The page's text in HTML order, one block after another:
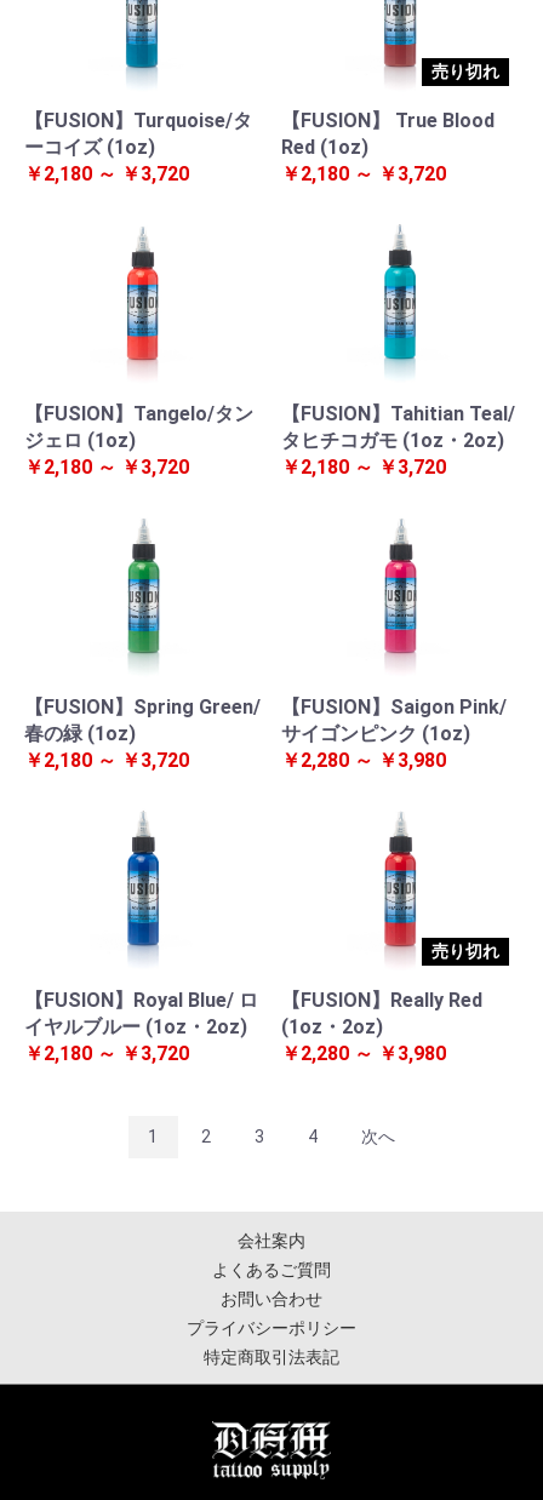
【FUSION】Turquoise/タ
ーコイズ (1oz)
￥2,180 ～ ￥3,720
売り切れ
【FUSION】 True Blood
Red (1oz)
￥2,180 ～ ￥3,720
【FUSION】Tangelo/タン
ジェロ (1oz)
￥2,180 ～ ￥3,720
【FUSION】Tahitian Teal/
タヒチコガモ (1oz・2oz)
￥2,180 ～ ￥3,720
【FUSION】Spring Green/
春の緑 (1oz)
￥2,180 ～ ￥3,720
【FUSION】Saigon Pink/
サイゴンピンク (1oz)
￥2,280 ～ ￥3,980
【FUSION】Royal Blue/ ロ
イヤルブルー (1oz・2oz)
￥2,180 ～ ￥3,720
売り切れ
【FUSION】Really Red
(1oz・2oz)
￥2,280 ～ ￥3,980
1 2 3 4 次へ
会社案内
よくあるご質問
お問い合わせ
プライバシーポリシー
特定商取引法表記